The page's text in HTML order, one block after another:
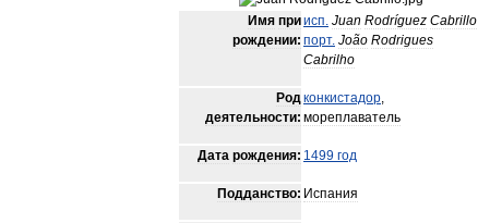
Имя при
рождении:
исп. Juan Rodríguez Cabrillo
порт. João Rodrigues
Cabrilho
Род
деятельности:
конкистадор,
мореплаватель
Дата рождения: 1499 год
Подданство: Испания